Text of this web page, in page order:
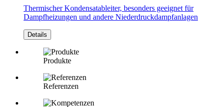
Thermischer Kondensatableiter, besonders geeignet für
Dampfheizungen und andere Niederdruckdampfanlagen
Details
Produkte
Referenzen